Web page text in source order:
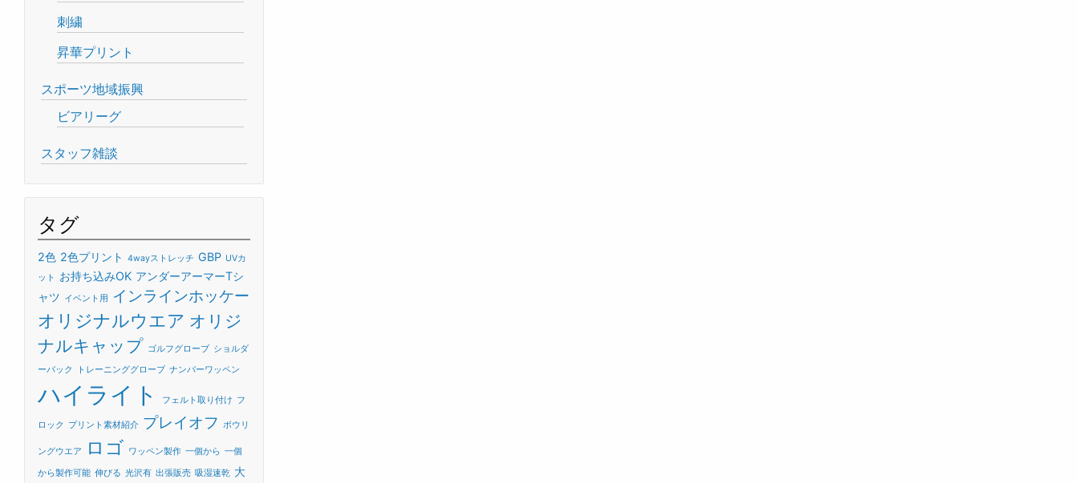
刺繍
昇華プリント
スポーツ地域振興
ビアリーグ
スタッフ雑談
タグ
2色 2色プリント 4wayストレッチ GBP UVカ
ット
お持ち込みOK アンダーアーマーTシ
ャツ イベント用 インラインホッケー
オリジナルウエア オリジ
ナルキャップ ゴルフグローブ ショルダ
ーバック
トレーニンググローブ ナンバーワッペン
ハイライト フェルト取り付け フ
ロック プリント素材紹介 プレイオフ ボウリ
ングウエア ロゴ ワッペン製作 一個から 一個
から製作可能 伸びる 光沢有 出張販売 吸湿速乾 大